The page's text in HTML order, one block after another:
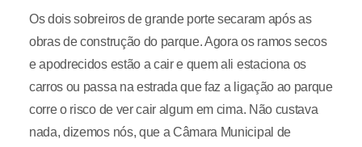
Os dois sobreiros de grande porte secaram após as
obras de construção do parque. Agora os ramos secos
e apodrecidos estão a cair e quem ali estaciona os
carros ou passa na estrada que faz a ligação ao parque
corre o risco de ver cair algum em cima. Não custava
nada, dizemos nós, que a Câmara Municipal de